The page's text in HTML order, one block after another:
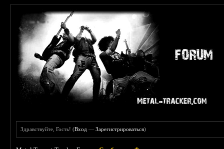
Здравствуйте, Гость! (Вход —Зарегистрироваться)